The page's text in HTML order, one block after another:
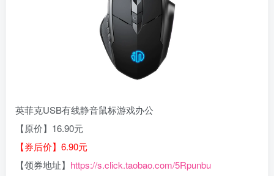
英菲克USB有线静音鼠标游戏办公
【原价】16.90元
【券后价】6.90元
【领券地址】 https://s.click.taobao.com/5Rpunbu